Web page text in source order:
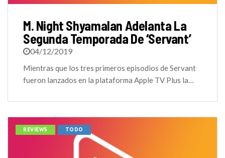
M. Night Shyamalan Adelanta La
Segunda Temporada De ‘Servant’
04/12/2019
Mientras que los tres primeros episodios de Servant
fueron lanzados en la plataforma Apple TV Plus la…
REVIEWS TODO